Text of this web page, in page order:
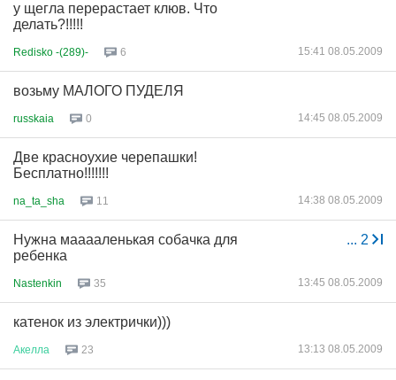
у щегла перерастает клюв. Что
делать?!!!!!
Redisko -(289)- 6 15:41 08.05.2009
возьму МАЛОГО ПУДЕЛЯ
russkaia 0 14:45 08.05.2009
Две красноухие черепашки!
Бесплатно!!!!!!!
na_ta_sha 11 14:38 08.05.2009
... 2
Нужна мааааленькая собачка для
ребенка
Nastenkin 35 13:45 08.05.2009
катенок из электрички)))
Акелла 23 13:13 08.05.2009